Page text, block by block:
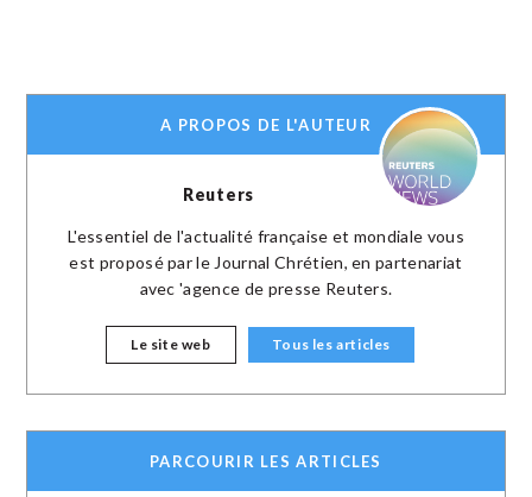
A PROPOS DE L'AUTEUR
Reuters
L'essentiel de l'actualité française et mondiale vous
est proposé par le Journal Chrétien, en partenariat
avec 'agence de presse Reuters.
Le site web Tous les articles
PARCOURIR LES ARTICLES